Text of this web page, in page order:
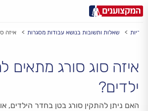
עיר: תל אביב, חיפה…
שאלות ותשובות בנושא עבודות מסגרות איזה
איזה סוג סורג מתאים
ילדים?
האם ניתן להתקין סורג בטן בחדר הילדים,